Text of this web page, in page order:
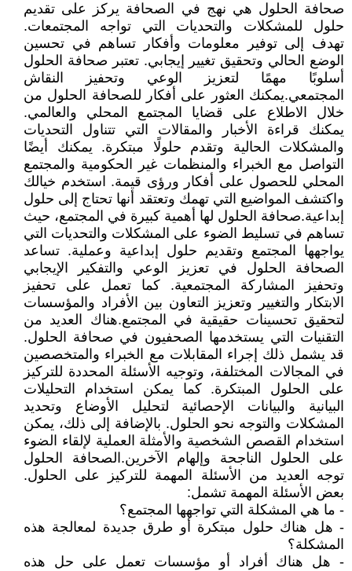
صحافة الحلول هي نهج في الصحافة يركز على تقديم
حلول للمشكلات والتحديات التي تواجه المجتمعات.
تهدف إلى توفير معلومات وأفكار تساهم في تحسين
الوضع الحالي وتحقيق تغيير إيجابي. تعتبر صحافة الحلول
أسلوبًا مهمًا لتعزيز الوعي وتحفيز النقاش
المجتمعي.يمكنك العثور على أفكار للصحافة الحلول من
خلال الاطلاع على قضايا المجتمع المحلي والعالمي.
يمكنك قراءة الأخبار والمقالات التي تتناول التحديات
والمشكلات الحالية وتقدم حلولًا مبتكرة. يمكنك أيضًا
التواصل مع الخبراء والمنظمات غير الحكومية والمجتمع
المحلي للحصول على أفكار ورؤى قيمة. استخدم خيالك
واكتشف المواضيع التي تهمك وتعتقد أنها تحتاج إلى حلول
إبداعية.صحافة الحلول لها أهمية كبيرة في المجتمع، حيث
تساهم في تسليط الضوء على المشكلات والتحديات التي
يواجهها المجتمع وتقديم حلول إبداعية وعملية. تساعد
الصحافة الحلول في تعزيز الوعي والتفكير الإيجابي
وتحفيز المشاركة المجتمعية. كما تعمل على تحفيز
الابتكار والتغيير وتعزيز التعاون بين الأفراد والمؤسسات
لتحقيق تحسينات حقيقية في المجتمع.هناك العديد من
التقنيات التي يستخدمها الصحفيون في صحافة الحلول.
قد يشمل ذلك إجراء المقابلات مع الخبراء والمتخصصين
في المجالات المختلفة، وتوجيه الأسئلة المحددة للتركيز
على الحلول المبتكرة. كما يمكن استخدام التحليلات
البيانية والبيانات الإحصائية لتحليل الأوضاع وتحديد
المشكلات والتوجه نحو الحلول. بالإضافة إلى ذلك، يمكن
استخدام القصص الشخصية والأمثلة العملية لإلقاء الضوء
على الحلول الناجحة وإلهام الآخرين.الصحافة الحلول
توجه العديد من الأسئلة المهمة للتركيز على الحلول.
بعض الأسئلة المهمة تشمل:
- ما هي المشكلة التي تواجهها المجتمع؟
- هل هناك حلول مبتكرة أو طرق جديدة لمعالجة هذه
المشكلة؟
- هل هناك أفراد أو مؤسسات تعمل على حل هذه